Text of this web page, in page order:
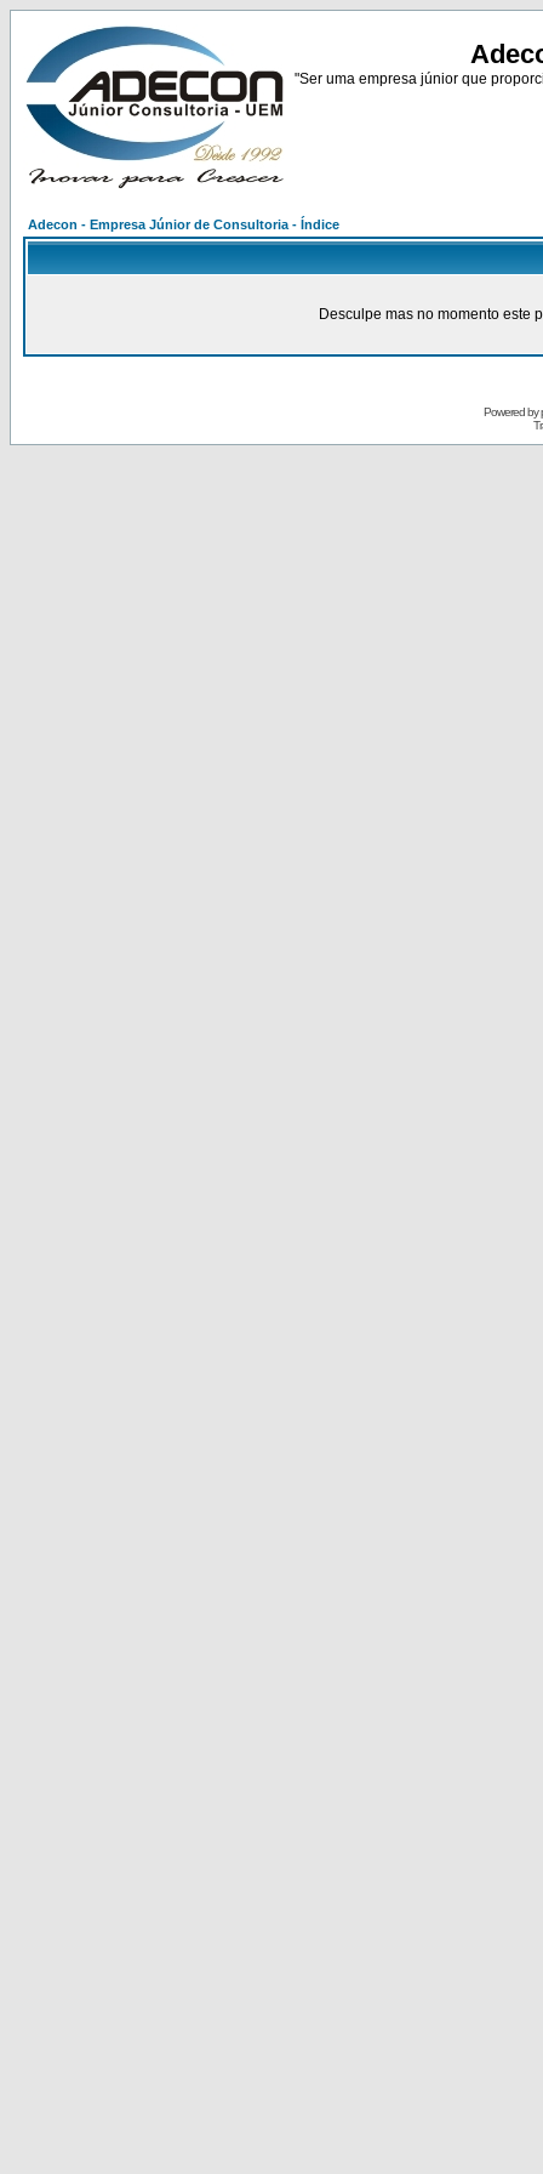
"Ser uma empresa júnior que
Adecon - Empresa Júnior de Consultoria - Índice
Desculpe mas no momento este
Powered by